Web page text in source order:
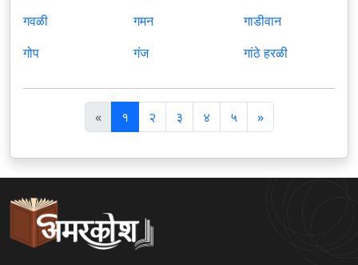
गवळी
गोप
गमन
गंज
गाडीवान
गांठे हरळी
«पि
छ
ला
१ २ ३ ४ ५ »अ
ग
ला